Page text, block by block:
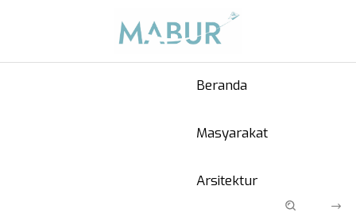
Beranda
Masyarakat
Arsitektur